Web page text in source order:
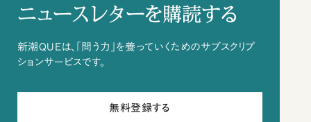
ニュースレターを購読する
新潮QUEは、「問う力」を養っていくためのサブスクリプ
ションサービスです。
無料登録する